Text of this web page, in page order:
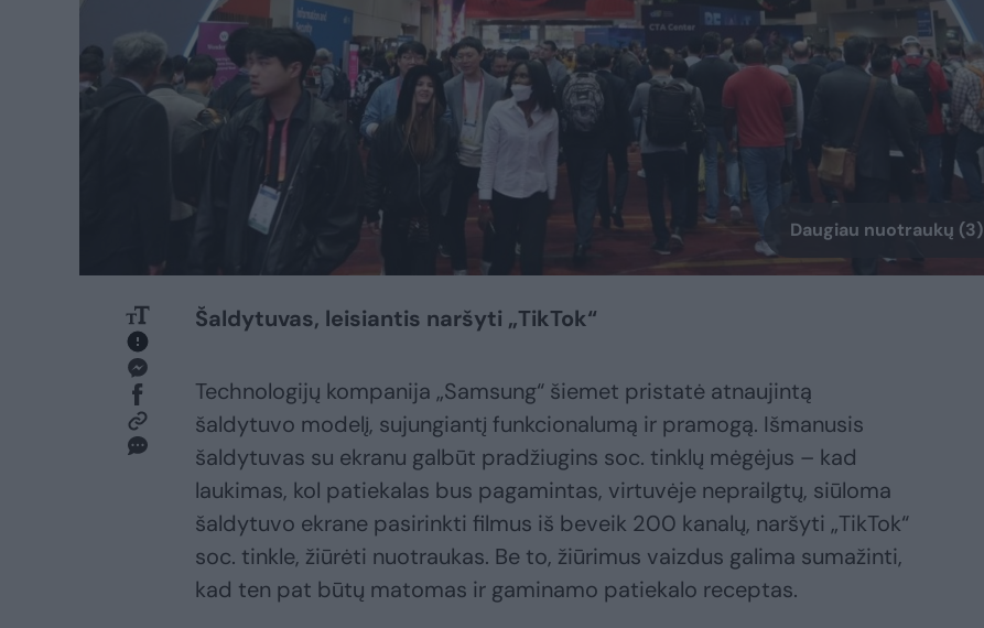
Daugiau nuotraukų (3)
Šaldytuvas, leisiantis naršyti „TikTok“
Technologijų kompanija „Samsung“ šiemet pristatė atnaujintą
šaldytuvo modelį, sujungiantį funkcionalumą ir pramogą. Išmanusis
šaldytuvas su ekranu galbūt pradžiugins soc. tinklų mėgėjus – kad
laukimas, kol patiekalas bus pagamintas, virtuvėje neprailgtų, siūloma
šaldytuvo ekrane pasirinkti filmus iš beveik 200 kanalų, naršyti „TikTok“
soc. tinkle, žiūrėti nuotraukas. Be to, žiūrimus vaizdus galima sumažinti,
kad ten pat būtų matomas ir gaminamo patiekalo receptas.